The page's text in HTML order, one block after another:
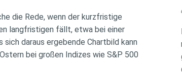
die Rede, wenn der kurzfristige
langfristigen fällt, etwa bei einer
daraus ergebende Chartbild kann
bei großen Indizes wie S&P 500